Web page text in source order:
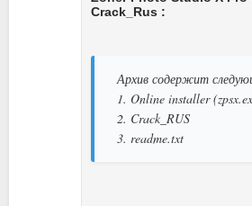
Crack_Rus :
Архив содержит
1. Online installer
2. Crack_RUS
3. readme.txt